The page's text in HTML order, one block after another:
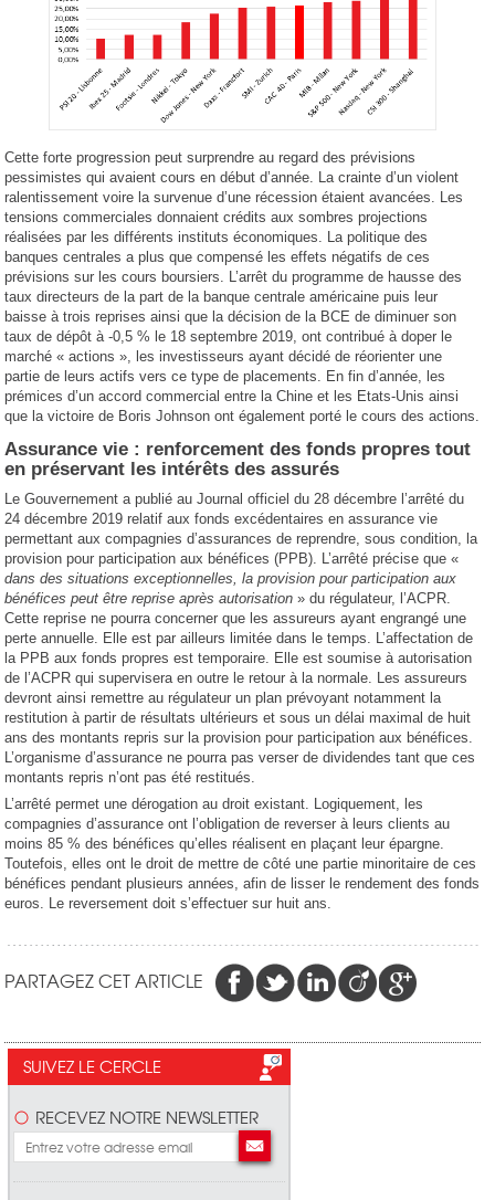
Cette forte progression peut surprendre au regard des prévisions
pessimistes qui avaient cours en début d’année. La crainte d’un violent
ralentissement voire la survenue d’une récession étaient avancées. Les
tensions commerciales donnaient crédits aux sombres projections
réalisées par les différents instituts économiques. La politique des
banques centrales a plus que compensé les effets négatifs de ces
prévisions sur les cours boursiers. L’arrêt du programme de hausse des
taux directeurs de la part de la banque centrale américaine puis leur
baisse à trois reprises ainsi que la décision de la BCE de diminuer son
taux de dépôt à -0,5 % le 18 septembre 2019, ont contribué à doper le
marché « actions », les investisseurs ayant décidé de réorienter une
partie de leurs actifs vers ce type de placements. En fin d’année, les
prémices d’un accord commercial entre la Chine et les Etats-Unis ainsi
que la victoire de Boris Johnson ont également porté le cours des actions.
Assurance vie : renforcement des fonds propres tout
en préservant les intérêts des assurés
Le Gouvernement a publié au Journal officiel du 28 décembre l’arrêté du
24 décembre 2019 relatif aux fonds excédentaires en assurance vie
permettant aux compagnies d’assurances de reprendre, sous condition, la
provision pour participation aux bénéfices (PPB). L’arrêté précise que «
dans des situations exceptionnelles, la provision pour participation aux
bénéfices peut être reprise après autorisation » du régulateur, l’ACPR.
Cette reprise ne pourra concerner que les assureurs ayant engrangé une
perte annuelle. Elle est par ailleurs limitée dans le temps. L’affectation de
la PPB aux fonds propres est temporaire. Elle est soumise à autorisation
de l’ACPR qui supervisera en outre le retour à la normale. Les assureurs
devront ainsi remettre au régulateur un plan prévoyant notamment la
restitution à partir de résultats ultérieurs et sous un délai maximal de huit
ans des montants repris sur la provision pour participation aux bénéfices.
L’organisme d’assurance ne pourra pas verser de dividendes tant que ces
montants repris n’ont pas été restitués.
L’arrêté permet une dérogation au droit existant. Logiquement, les
compagnies d’assurance ont l’obligation de reverser à leurs clients au
moins 85 % des bénéfices qu’elles réalisent en plaçant leur épargne.
Toutefois, elles ont le droit de mettre de côté une partie minoritaire de ces
bénéfices pendant plusieurs années, afin de lisser le rendement des fonds
euros. Le reversement doit s’effectuer sur huit ans.
PARTAGEZ CET ARTICLE
SUIVEZ LE CERCLE
RECEVEZ NOTRE NEWSLETTER